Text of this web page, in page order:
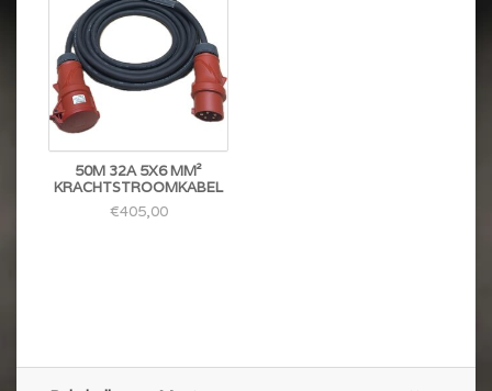
50M 32A 5X6 MM²
KRACHTSTROOMKABEL
€405,00